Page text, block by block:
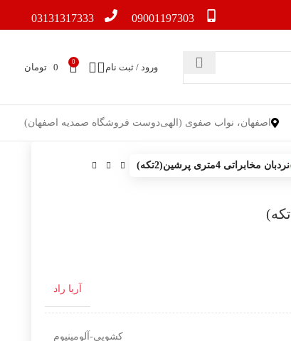
09001197303
03131317333
ورود / ثبت نام
0
0 تومان
اصفهان، نواب صفوی (الهی‌دوست فروشگاه صمدیه اصفهان)
نردبان مخابراتی 4متری پرشین(2تکه)
آریا راد
کشویی-آلومینیوم